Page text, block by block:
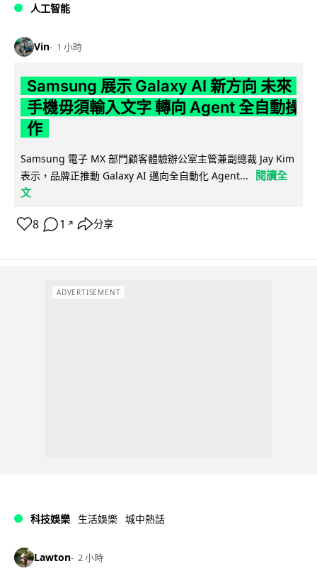
人工智能
Vin 1 小時
Samsung 展示 Galaxy AI 新方向 未來
手機毋須輸入文字 轉向 Agent 全自動操
作
Samsung 電子 MX 部門顧客體驗辦公室主管兼副總裁 Jay Kim
表示，品牌正推動 Galaxy AI 邁向全自動化 Agent...
閱讀全
文
8 1 ↗ 分享
ADVERTISEMENT
科技娛樂 生活娛樂 城中熱話
Lawton 2 小時